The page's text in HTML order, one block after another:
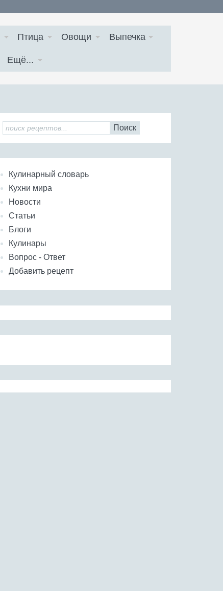
Птица Овощи Выпечка
Ещё...
Поиск
Кулинарный словарь
Кухни мира
Новости
Статьи
Блоги
Кулинары
Вопрос - Ответ
Добавить рецепт